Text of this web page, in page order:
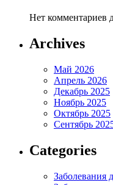
Нет комментариев
Archives
Май 2026
Апрель 2026
Декабрь 2025
Ноябрь 2025
Октябрь 2025
Сентябрь
Categories
Заболевания